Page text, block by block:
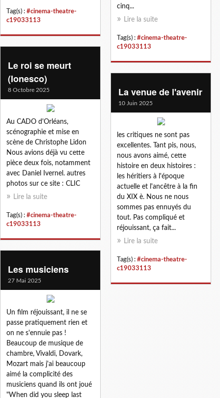
cinq...
Lire la suite
Tag(s) : #cinema-theatre-
c19033113
Tag(s) : #cinema-theatre-
c19033113
Le roi se meurt
(Ionesco)
8 Octobre 2025
Au CADO d'Orléans,
scénographie et mise en
scène de Christophe Lidon
Nous avions déjà vu cette
pièce deux fois, notamment
avec Daniel Ivernel. autres
photos sur ce site : CLIC
Lire la suite
Tag(s) : #cinema-theatre-
c19033113
La venue de l'avenir
10 Juin 2025
les critiques ne sont pas
excellentes. Tant pis, nous,
nous avons aimé, cette
histoire en deux histoires :
les héritiers à l'époque
actuelle et l'ancêtre à la fin
du XIX è. Nous ne nous
sommes pas ennuyés du
tout. Pas compliqué et
réjouissant, ça fait...
Lire la suite
Tag(s) : #cinema-theatre-
c19033113
Les musiciens
27 Mai 2025
Un film réjouissant, il ne se
passe pratiquement rien et
on ne s'ennuie pas !
Beaucoup de musique de
chambre, Vivaldi, Dovark,
Mozart mais j'ai beaucoup
aimé la complicité des
musiciens quand ils ont joué
"When did you sleep last